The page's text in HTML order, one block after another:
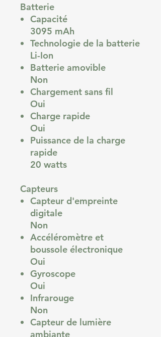
Batterie
Capacité
3095 mAh
Technologie de la batterie
Li-Ion
Batterie amovible
Non
Chargement sans fil
Oui
Charge rapide
Oui
Puissance de la charge
rapide
20 watts
Capteurs
Capteur d'empreinte
digitale
Non
Accéléromètre et
boussole électronique
Oui
Gyroscope
Oui
Infrarouge
Non
Capteur de lumière
ambiante